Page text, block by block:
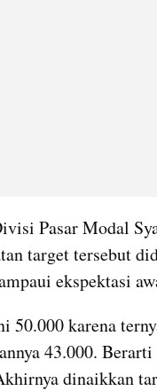
Pasar Modal
target tersebut
ekspektasi
50.000 karena
43.000.
dinaikkan